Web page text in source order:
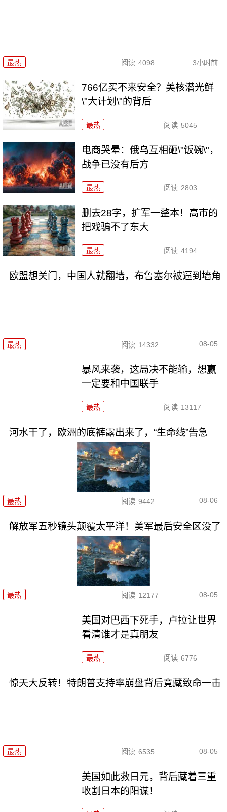
最热 阅读 4098 3小时前
766亿买不来安全？美核潜光鲜
\"大计划\"的背后
最热 阅读 5045
电商哭晕：俄乌互相砸\"饭碗\"，
战争已没有后方
最热 阅读 2803
删去28字，扩军一整本！高市的
把戏骗不了东大
最热 阅读 4194
欧盟想关门，中国人就翻墙，布鲁塞尔被逼到墙角
最热 阅读 14332 08-05
暴风来袭，这局决不能输，想赢
一定要和中国联手
最热 阅读 13117
河水干了，欧洲的底裤露出来了，“生命线”告急
最热 阅读 9442 08-06
解放军五秒镜头颠覆太平洋！美军最后安全区没了
最热 阅读 12177 08-05
美国对巴西下死手，卢拉让世界
看清谁才是真朋友
最热 阅读 6776
惊天大反转！特朗普支持率崩盘背后竟藏致命一击
最热 阅读 6535 08-05
美国如此救日元，背后藏着三重
收割日本的阳谋！